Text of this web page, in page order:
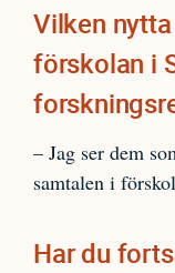
Vilken
förskolan i
– Jag ser dem
samtalen i
Har du